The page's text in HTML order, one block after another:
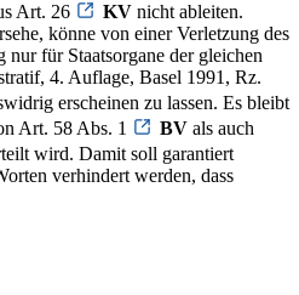
Art. 26
KV nicht ableiten.
könne von einer Verletzung des
für Staatsorgane der gleichen
4. Auflage, Basel 1991, Rz.
erscheinen zu lassen. Es bleibt
Art. 58 Abs. 1 BV als auch
wird. Damit soll garantiert
verhindert werden, dass